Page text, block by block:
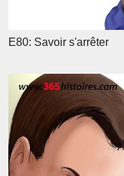
E80: Savoir s'arrêter